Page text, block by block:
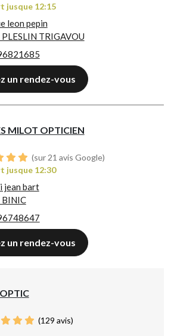
jusque 12:15
leon pepin
TRIGAVOU
un rendez-vous
MILOT OPTICIEN
(sur 21 avis Google)
jusque 12:30
jean bart
un rendez-vous
(129 avis)